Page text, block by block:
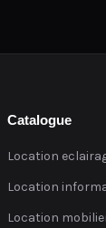
Catalogue
Location
Location
Location